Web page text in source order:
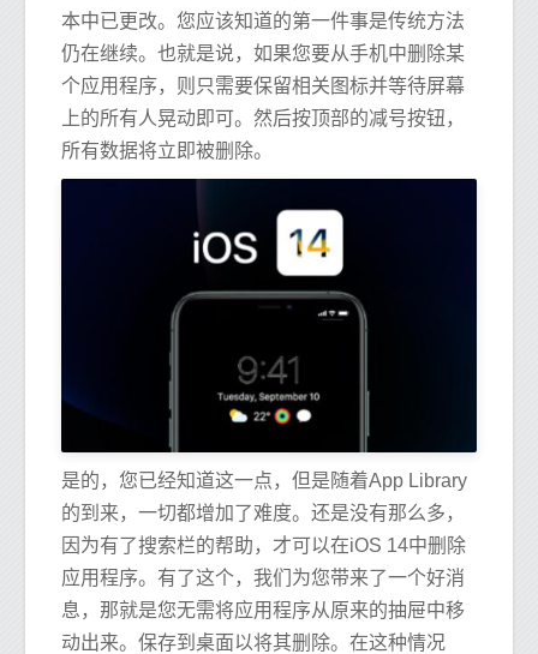
本中已更改。您应该知道的第一件事是传统方法
仍在继续。也就是说，如果您要从手机中删除某
个应用程序，则只需要保留相关图标并等待屏幕
上的所有人晃动即可。然后按顶部的减号按钮，
所有数据将立即被删除。
是的，您已经知道这一点，但是随着App Library
的到来，一切都增加了难度。还是没有那么多，
因为有了搜索栏的帮助，才可以在iOS 14中删除
应用程序。有了这个，我们为您带来了一个好消
息，那就是您无需将应用程序从原来的抽屉中移
动出来。保存到桌面以将其删除。在这种情况